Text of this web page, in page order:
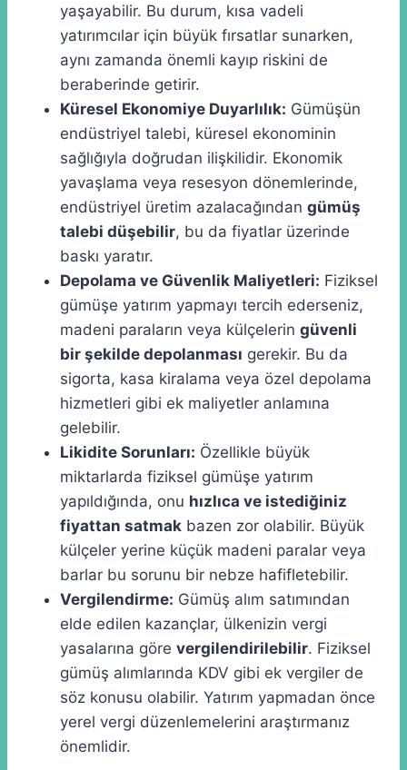
yaşayabilir. Bu durum, kısa vadeli
yatırımcılar için büyük fırsatlar sunarken,
aynı zamanda önemli kayıp riskini de
beraberinde getirir.
Küresel Ekonomiye Duyarlılık: Gümüşün
endüstriyel talebi, küresel ekonominin
sağlığıyla doğrudan ilişkilidir. Ekonomik
yavaşlama veya resesyon dönemlerinde,
endüstriyel üretim azalacağından gümüş
talebi düşebilir, bu da fiyatlar üzerinde
baskı yaratır.
Depolama ve Güvenlik Maliyetleri: Fiziksel
gümüşe yatırım yapmayı tercih ederseniz,
madeni paraların veya külçelerin güvenli
bir şekilde depolanması gerekir. Bu da
sigorta, kasa kiralama veya özel depolama
hizmetleri gibi ek maliyetler anlamına
gelebilir.
Likidite Sorunları: Özellikle büyük
miktarlarda fiziksel gümüşe yatırım
yapıldığında, onu hızlıca ve istediğiniz
fiyattan satmak bazen zor olabilir. Büyük
külçeler yerine küçük madeni paralar veya
barlar bu sorunu bir nebze hafifletebilir.
Vergilendirme: Gümüş alım satımından
elde edilen kazançlar, ülkenizin vergi
yasalarına göre vergilendirilebilir. Fiziksel
gümüş alımlarında KDV gibi ek vergiler de
söz konusu olabilir. Yatırım yapmadan önce
yerel vergi düzenlemelerini araştırmanız
önemlidir.